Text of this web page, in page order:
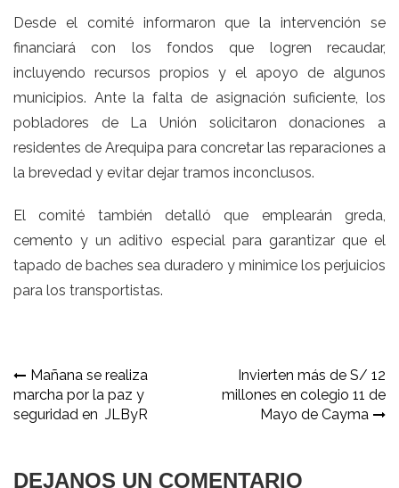
Desde el comité informaron que la intervención se
financiará con los fondos que logren recaudar,
incluyendo recursos propios y el apoyo de algunos
municipios. Ante la falta de asignación suficiente, los
pobladores de La Unión solicitaron donaciones a
residentes de Arequipa para concretar las reparaciones a
la brevedad y evitar dejar tramos inconclusos.
El comité también detalló que emplearán greda,
cemento y un aditivo especial para garantizar que el
tapado de baches sea duradero y minimice los perjuicios
para los transportistas.
Navegación
de
Mañana se realiza
marcha por la paz y
seguridad en JLByR
Invierten más de S/ 12
millones en colegio 11 de
Mayo de Cayma
DEJANOS UN COMENTARIO